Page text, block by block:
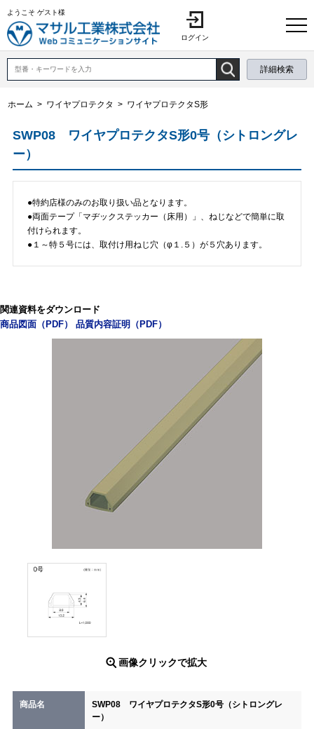
ようこそ ゲスト様
ログイン
詳細検索
ホーム > ワイヤプロテクタ > ワイヤプロテクタS形
SWP08 ワイヤプロテクタS形0号（シトロングレ
ー）
●特約店様のみのお取り扱い品となります。
●両面テープ「マヂックステッカー（床用）」、ねじなどで簡単に取
付けられます。
●１～特５号には、取付け用ねじ穴（φ１.５）が５穴あります。
関連資料をダウンロード
商品図面（PDF）
品質内容証明（PDF）
画像クリックで拡大
商品名
SWP08 ワイヤプロテクタS形0号（シトロングレ
ー）